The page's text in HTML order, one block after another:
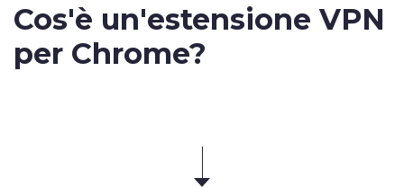
Cos'è un'estensione VPN
per Chrome?